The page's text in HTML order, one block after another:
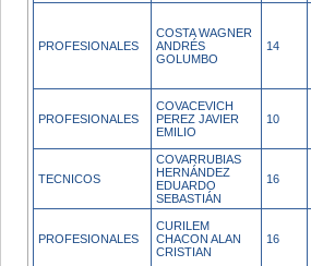
PROFESIONALES
COSTA WAGNER
ANDRÉS
GOLUMBO
14
PROFESIONALES
COVACEVICH
PEREZ JAVIER
EMILIO
10
TECNICOS
COVARRUBIAS
HERNÁNDEZ
EDUARDO
SEBASTIÁN
16
PROFESIONALES
CURILEM
CHACON ALAN
CRISTIAN
16